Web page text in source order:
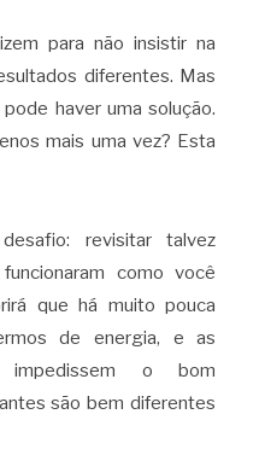
para não insistir na
diferentes. Mas
haver uma solução.
mais uma vez? Esta
revisitar talvez
como você
que há muito pouca
de energia, e as
o bom
são bem diferentes